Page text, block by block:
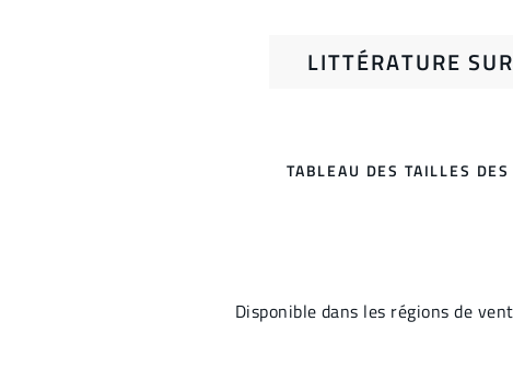
LITTÉRATURE
TABLEAU DES TAILLES
Disponible dans les régions de